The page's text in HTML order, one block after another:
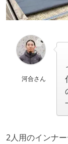
河合さん
2人用のインナ